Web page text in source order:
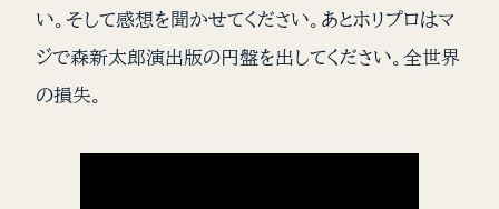
い。そして感想を聞かせてください。あとホリプロはマ
ジで森新太郎演出版の円盤を出してください。全世界
の損失。